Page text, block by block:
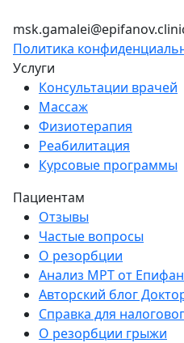
Политика
Услуги
Консультации врачей
Массаж
Физиотерапия
Реабилитация
Курсовые программы
Пациентам
Отзывы
Частые вопросы
О резорбции
Анализ МРТ от
Авторский блог
Справка для
О резорбции грыжи